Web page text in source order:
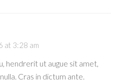
at 3:28 am
hendrerit ut augue sit amet,
Cras in dictum ante.